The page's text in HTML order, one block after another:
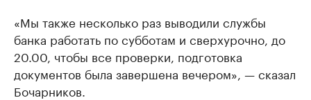
«Мы также несколько раз выводили службы
банка работать по субботам и сверхурочно, до
20.00, чтобы все проверки, подготовка
документов была завершена вечером», — сказал
Бочарников.